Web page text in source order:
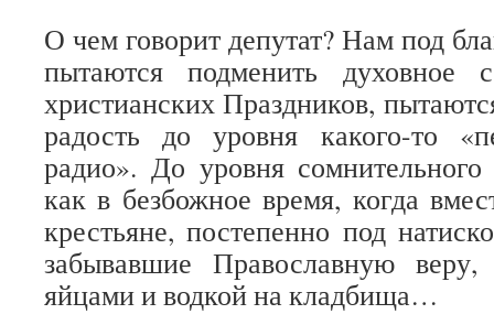
О чем говорит депутат? Нам под
пытаются подменить духовное
христианских Праздников,
радость до уровня какого-то
радио». До уровня сомнительного
как в безбожное время, когда
крестьяне, постепенно под
забывавшие Православную
яйцами и водкой на кладбища…